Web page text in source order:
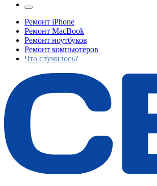
Ремонт iPhone
Ремонт MacBook
Ремонт ноутбуков
Ремонт компьютеров
Что случилось?